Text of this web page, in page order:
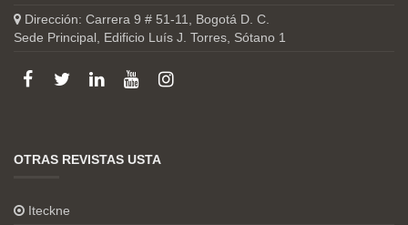
Dirección: Carrera 9 # 51-11, Bogotá D. C.
Sede Principal, Edificio Luís J. Torres, Sótano 1
OTRAS REVISTAS USTA
Iteckne